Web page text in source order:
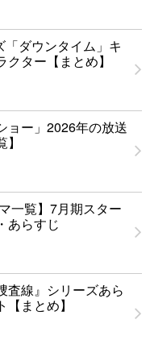
「ダウンタイム」キ
クター【まとめ】
ョー」2026年の放送
一覧】7月期スター
あらすじ
査線』シリーズあら
まとめ】